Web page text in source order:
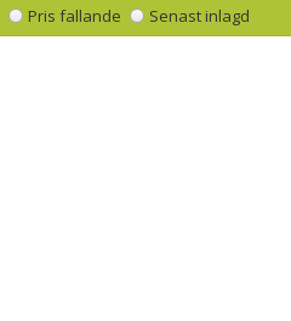
Pris fallande Senast inlagd